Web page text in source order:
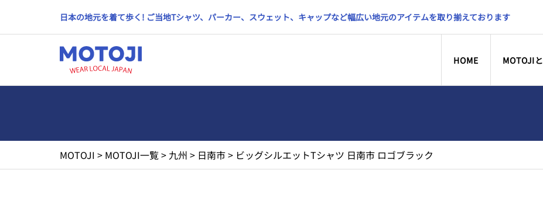
日本の地元を着て歩く! ご当地Tシャツ、パーカー、スウェット、キャップなど幅広い地元のアイテムを取り揃えております
HOME MOTOJI
MOTOJI > MOTOJI一覧> 九州 > 日南市> ビッグシルエットTシャツ 日南市 ロゴブラック